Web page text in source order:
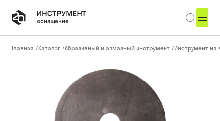
Главная /Каталог /Абразивный и алмазный инструмент /Инструмент на